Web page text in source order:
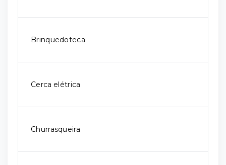
Brinquedoteca
Cerca elétrica
Churrasqueira